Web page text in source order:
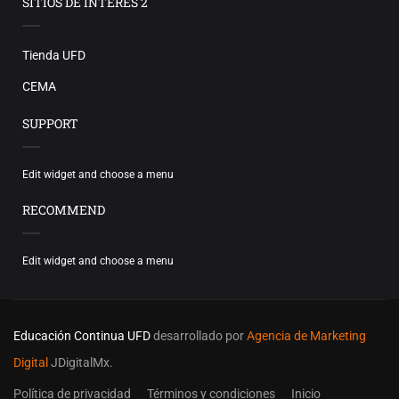
Tienda UFD
CEMA
SUPPORT
Edit widget and choose a menu
RECOMMEND
Edit widget and choose a menu
Educación Continua UFDdesarrollado porAgencia de Marketing
Digital JDigitalMx.
Política de privacidad Términos y condiciones Inicio